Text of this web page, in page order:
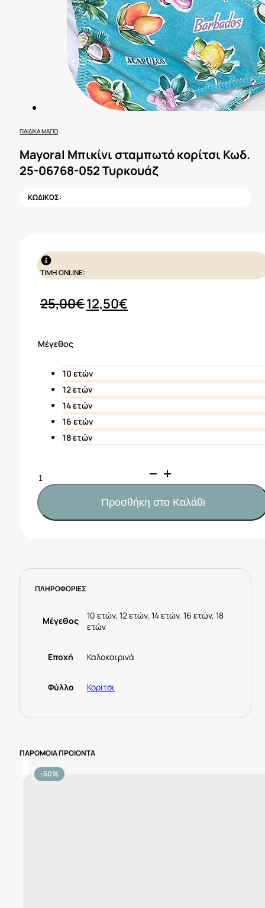
ΠΑΙΔΙΚΆ ΜΑΓΙΌ
Mayoral Μπικίνι σταμπωτό κορίτσι Κωδ.
25-06768-052 Τυρκουάζ
ΚΩΔΙΚΟΣ:
ΤΙΜΗ ONLINE:
25,00€Original
12,50€
Μέγεθος
10 ετών
12 ετών
14 ετών
16 ετών
18 ετών
Mayoral
Μπικίνι
σταμπωτό
κορίτσι
Κωδ.
ποσότητα
Προσθήκη στο Καλάθι
ΠΛΗΡΟΦΟΡΙΕΣ
Μέγεθος
10 ετών, 12 ετών, 14 ετών, 16 ετών, 18
ετών
Εποχή Καλοκαιρινά
Φύλλο Κορίτσι
ΠΑΡΟΜΟΙΑ ΠΡΟΙΟΝΤΑ
-50%